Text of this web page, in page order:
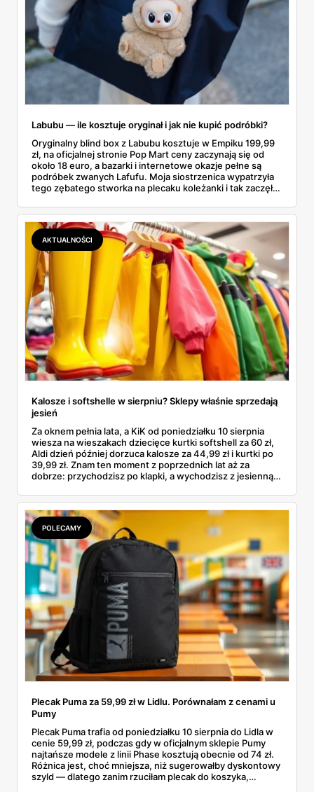
Labubu — ile kosztuje oryginał i jak nie kupić podróbki?
Oryginalny blind box z Labubu kosztuje w Empiku 199,99
zł, na oficjalnej stronie Pop Mart ceny zaczynają się od
około 18 euro, a bazarki i internetowe okazje pełne są
podróbek zwanych Lafufu. Moja siostrzenica wypatrzyła
tego zębatego stworka na plecaku koleżanki i tak zaczęło
kosztuje i po czym poznać, że sprzedawca nie wciska nam
podróbki. Spisałam wszystko, czego się dowiedziałam —
łącznie z jedną wpadką, o której za chwilę.
AKTUALNOŚCI
Kalosze i softshelle w sierpniu? Sklepy właśnie sprzedają
jesień
Za oknem pełnia lata, a KiK od poniedziałku 10 sierpnia
wiesza na wieszakach dziecięce kurtki softshell za 60 zł,
Aldi dzień później dorzuca kalosze za 44,99 zł i kurtki po
39,99 zł. Znam ten moment z poprzednich lat aż za
dobrze: przychodzisz po klapki, a wychodzisz z jesienną
pojawi się w gazetkach w przyszłym tygodniu i czy jest
sens kupować jesień, zanim skończą się wakacje.
POLECAMY
Plecak Puma za 59,99 zł w Lidlu. Porównałam z cenami u
Pumy
Plecak Puma trafia od poniedziałku 10 sierpnia do Lidla w
cenie 59,99 zł, podczas gdy w oficjalnym sklepie Pumy
najtańsze modele z linii Phase kosztują obecnie od 74 zł.
Różnica jest, choć mniejsza, niż sugerowałby dyskontowy
szyld — dlatego zanim rzuciłam plecak do koszyka,